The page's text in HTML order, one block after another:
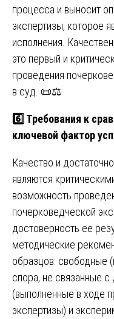
процесса и выносит
экспертизы, которое
исполнения.
это первый и
проведения
в суд. 📜⚖️
6️⃣ Требования к
ключевой фактор
Качество и
являются
возможность
почерковедческой
достоверность ее
методические
образцов: свободные
спора, не связанные
(выполненные в ходе
экспертизы) и